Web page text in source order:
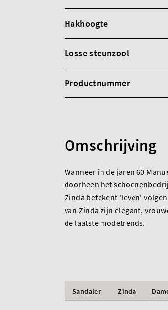
Hakhoogte
Losse steunzool
Productnummer
Omschrijving
Wanneer in de jaren 60
doorheen het
Zinda betekent 'leven'
van Zinda zijn elegant,
de laatste modetrends.
Sandalen Zinda